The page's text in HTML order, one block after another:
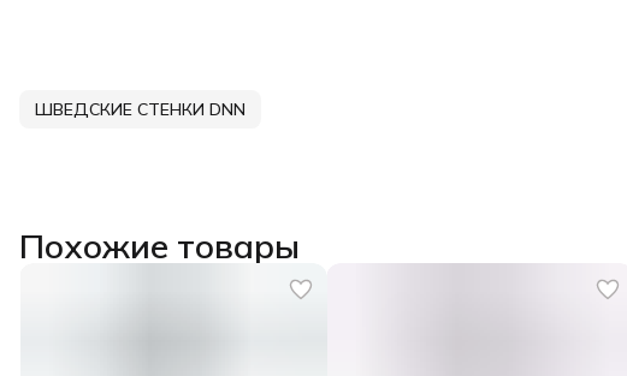
ШВЕДСКИЕ СТЕНКИ DNN
Похожие товары